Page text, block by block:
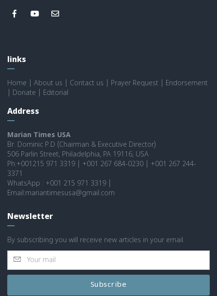
links
Home About us Contact us Prayer Request
Endorsement
Donate Editorial
Address
Marian Times USA
Br. Dominic P.D (Chairman & Executive Director)
506 Parlin Street, Philadelphia, PA 19116, USA
Ph:+001215 971 3319 | +001 267 684-0230 | +001 267 244-
3371
WhatsApp : +001 215 971 3319 |
Email:mariantimesusa@gmail.com
Newsletter
By subscribing you will receive new articles in your email.
Subscribe